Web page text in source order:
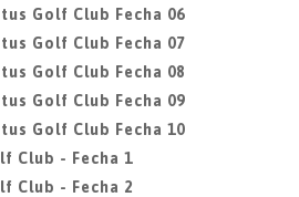
Golf Club Fecha 06
Golf Club Fecha 07
Golf Club Fecha 08
Golf Club Fecha 09
Golf Club Fecha 10
Club - Fecha 1
Club - Fecha 2